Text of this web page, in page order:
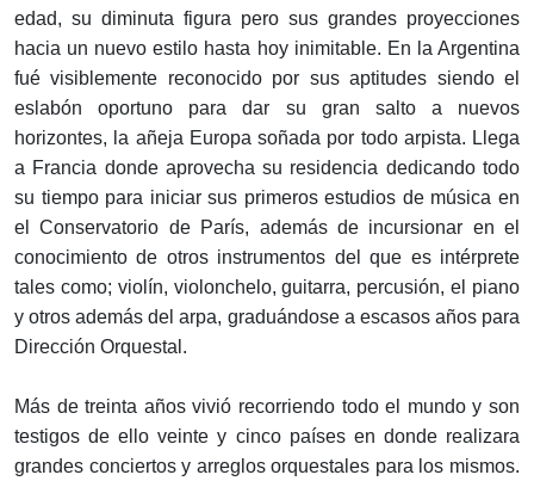
edad, su diminuta figura pero sus grandes proyecciones
hacia un nuevo estilo hasta hoy inimitable. En la Argentina
fué visiblemente reconocido por sus aptitudes siendo el
eslabón oportuno para dar su gran salto a nuevos
horizontes, la añeja Europa soñada por todo arpista. Llega
a Francia donde aprovecha su residencia dedicando todo
su tiempo para iniciar sus primeros estudios de música en
el Conservatorio de París, además de incursionar en el
conocimiento de otros instrumentos del que es intérprete
tales como; violín, violonchelo, guitarra, percusión, el piano
y otros además del arpa, graduándose a escasos años para
Dirección Orquestal.
Más de treinta años vivió recorriendo todo el mundo y son
testigos de ello veinte y cinco países en donde realizara
grandes conciertos y arreglos orquestales para los mismos.